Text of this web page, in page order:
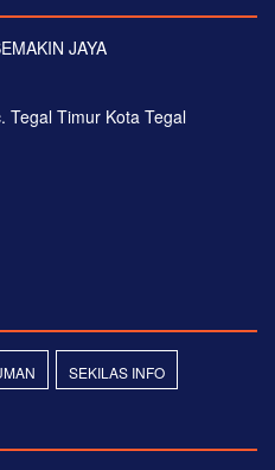
JAYA
Tegal Timur Kota Tegal
SEKILAS INFO